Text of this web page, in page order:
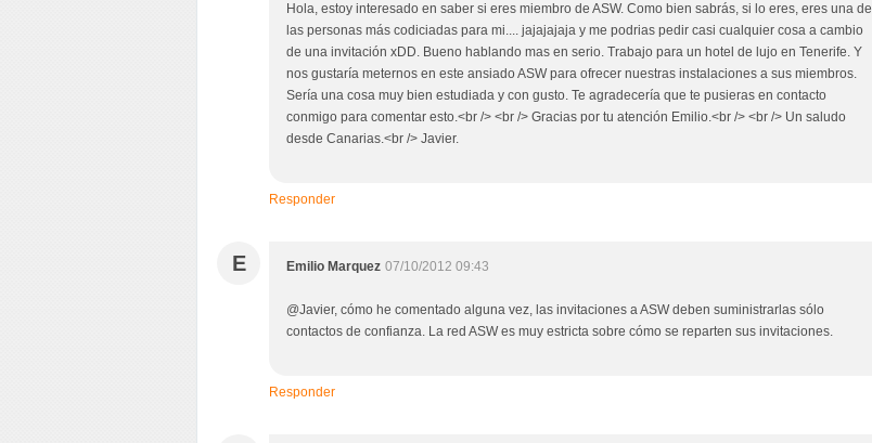
Hola, estoy interesado en saber si eres miembro de ASW. Como bien sabrás, si lo eres, eres una de
las personas más codiciadas para mi.... jajajajaja y me podrias pedir casi cualquier cosa a cambio
de una invitación xDD. Bueno hablando mas en serio. Trabajo para un hotel de lujo en Tenerife. Y
nos gustaría meternos en este ansiado ASW para ofrecer nuestras instalaciones a sus miembros.
Sería una cosa muy bien estudiada y con gusto. Te agradecería que te pusieras en contacto
conmigo para comentar esto.<br /> <br /> Gracias por tu atención Emilio.<br /> <br /> Un saludo
desde Canarias.<br /> Javier.
Responder
E Emilio Marquez 07/10/2012 09:43
@Javier, cómo he comentado alguna vez, las invitaciones a ASW deben suministrarlas sólo
contactos de confianza. La red ASW es muy estricta sobre cómo se reparten sus invitaciones.
Responder